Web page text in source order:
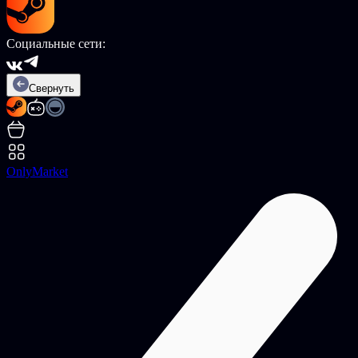
Социальные сети:
Свернуть
OnlyMarket